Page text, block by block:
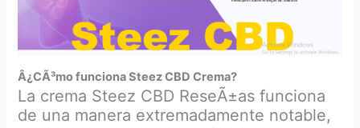
Â¿CÃ³mo funciona Steez CBD Crema?
La crema Steez CBD ReseÃ±as funciona
de una manera extremadamente notable,